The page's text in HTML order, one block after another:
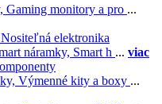
Gaming monitory a pro ...
Nositeľná elektronika
náramky, Smart h ... viac
Výmenné kity a boxy ...